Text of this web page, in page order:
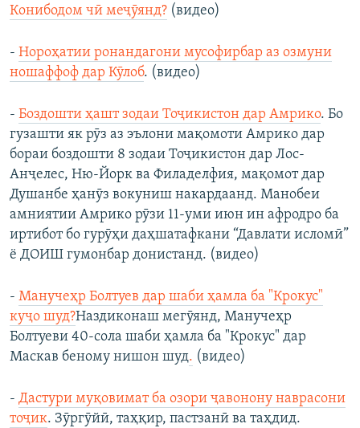
Конибодом чӣ меҷӯянд? (видео)
- Нороҳатии ронандагони мусофирбар аз озмуни
ношаффоф дар Кӯлоб. (видео)
- Боздошти ҳашт зодаи Тоҷикистон дар Амрико. Бо
гузашти як рӯз аз эълони мақомоти Амрико дар
бораи боздошти 8 зодаи Тоҷикистон дар Лос-
Анҷелес, Ню-Йорк ва Филаделфия, мақомот дар
Душанбе ҳанӯз вокуниш накардаанд. Манобеи
амниятии Амрико рӯзи 11-уми июн ин афродро ба
иртибот бо гурӯҳи даҳшатафкани “Давлати исломӣ”
ё ДОИШ гумонбар донистанд. (видео)
- Манучеҳр Болтуев дар шаби ҳамла ба "Крокус"
куҷо шуд?Наздиконаш мегӯянд, Манучеҳр
Болтуеви 40-сола шаби ҳамла ба "Крокус" дар
Маскав беному нишон шуд. (видео)
- Дастури муқовимат ба озори ҷавонону наврасони
тоҷик. Зӯргӯйӣ, таҳқир, пастзанӣ ва таҳдид.